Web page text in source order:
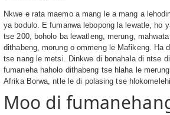
Nkwe e rata maemo a mang le a mang a
ya bodulo. E fumanwa lebopong la lewatle, ho
tse 200, boholo ba lewatleng, merung,
dithabeng, morung o ommeng le Mafikeng. Ha
tse nang le metsi. Dinkwe di bonahala di ntse
fumaneha haholo dithabeng tse hlaha le
Afrika Borwa, ntle le di polasing tse
Moo di